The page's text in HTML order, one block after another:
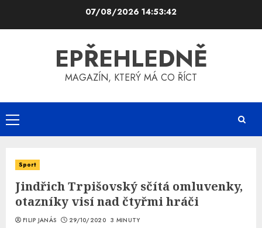
07/08/2026 14:53:43
EPŘEHLEDNĚ
MAGAZÍN, KTERÝ MÁ CO ŘÍCT
Primary
Menu
Sport
Jindřich Trpišovský sčítá omluvenky,
otazníky visí nad čtyřmi hráči
FILIP JANÁS 29/10/2020 3 MINUTY